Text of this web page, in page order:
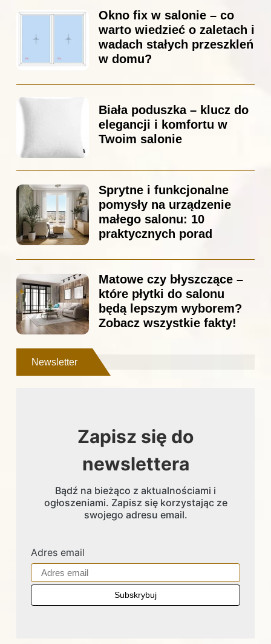
Okno fix w salonie – co
warto wiedzieć o zaletach i
wadach stałych przeszkleń
w domu?
Biała poduszka – klucz do
elegancji i komfortu w
Twoim salonie
Sprytne i funkcjonalne
pomysły na urządzenie
małego salonu: 10
praktycznych porad
Matowe czy błyszczące –
które płytki do salonu
będą lepszym wyborem?
Zobacz wszystkie fakty!
Newsletter
Zapisz się do
newslettera
Bądź na bieżąco z aktualnościami i
ogłoszeniami. Zapisz się korzystając ze
swojego adresu email.
Adres email